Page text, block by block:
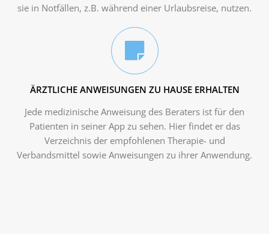
sie in Notfällen, z.B. während einer Urlaubsreise, nutzen.
ÄRZTLICHE ANWEISUNGEN ZU HAUSE ERHALTEN
Jede medizinische Anweisung des Beraters ist für den
Patienten in seiner App zu sehen. Hier findet er das
Verzeichnis der empfohlenen Therapie- und
Verbandsmittel sowie Anweisungen zu ihrer Anwendung.